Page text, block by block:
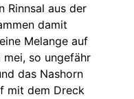
Rinnsal aus der
damit
Melange auf
so ungefähr
das Nashorn
mit dem Dreck